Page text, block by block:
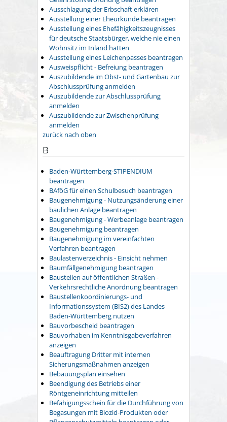
Ausschlagung der Erbschaft erklären
Ausstellung einer Eheurkunde beantragen
Ausstellung eines Ehefähigkeitszeugnisses
für deutsche Staatsbürger, welche nie einen
Wohnsitz im Inland hatten
Ausstellung eines Leichenpasses beantragen
Ausweispflicht - Befreiung beantragen
Auszubildende im Obst- und Gartenbau zur
Abschlussprüfung anmelden
Auszubildende zur Abschlussprüfung
anmelden
Auszubildende zur Zwischenprüfung
anmelden
zurück nach oben
B
Baden-Württemberg-STIPENDIUM
beantragen
BAföG für einen Schulbesuch beantragen
Baugenehmigung - Nutzungsänderung einer
baulichen Anlage beantragen
Baugenehmigung - Werbeanlage beantragen
Baugenehmigung beantragen
Baugenehmigung im vereinfachten
Verfahren beantragen
Baulastenverzeichnis - Einsicht nehmen
Baumfällgenehmigung beantragen
Baustellen auf öffentlichen Straßen -
Verkehrsrechtliche Anordnung beantragen
Baustellenkoordinierungs- und
Informationssystem (BIS2) des Landes
Baden-Württemberg nutzen
Bauvorbescheid beantragen
Bauvorhaben im Kenntnisgabeverfahren
anzeigen
Beauftragung Dritter mit internen
Sicherungsmaßnahmen anzeigen
Bebauungsplan einsehen
Beendigung des Betriebs einer
Röntgeneinrichtung mitteilen
Befähigungsschein für die Durchführung von
Begasungen mit Biozid-Produkten oder